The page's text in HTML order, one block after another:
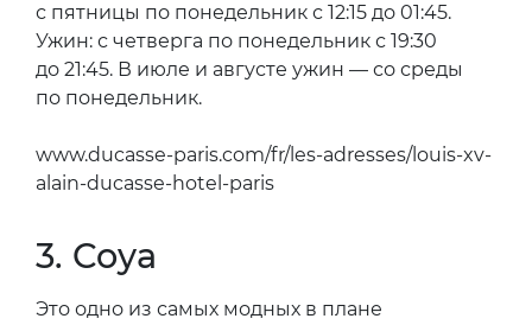
с пятницы по понедельник с 12:15 до 01:45.
Ужин: с четверга по понедельник с 19:30
до 21:45. В июле и августе ужин — со среды
по понедельник.
www.ducasse-paris.com/fr/les-adresses/louis-xv-
alain-ducasse-hotel-paris
3. Coya
Это одно из самых модных в плане